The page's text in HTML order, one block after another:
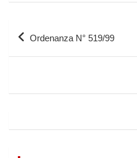
Ordenanza N° 519/99